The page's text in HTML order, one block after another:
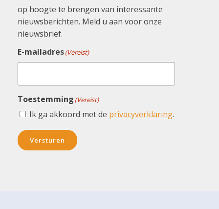
op hoogte te brengen van interessante
nieuwsberichten. Meld u aan voor onze
nieuwsbrief.
E-mailadres(Vereist)
Toestemming (Vereist)
Ik ga akkoord met de privacyverklaring.
Versturen